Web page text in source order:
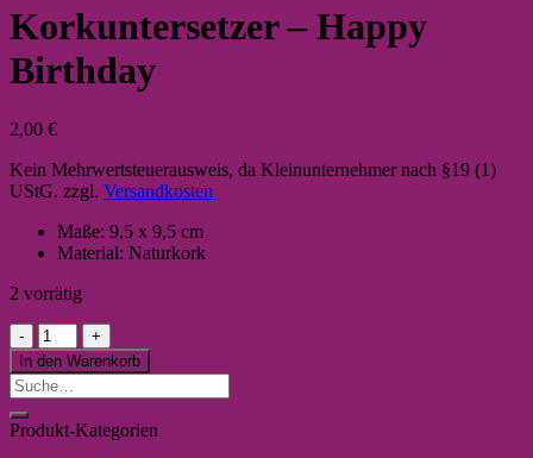
Korkuntersetzer – Happy
Birthday
2,00 €
Kein Mehrwertsteuerausweis, da Kleinunternehmer nach §19 (1)
UStG. zzgl. Versandkosten
Maße: 9,5 x 9,5 cm
Material: Naturkork
2 vorrätig
Korkuntersetzer
-
Happy
Birthday
In den Warenkorb
Suche
nach:
Produkt-Kategorien